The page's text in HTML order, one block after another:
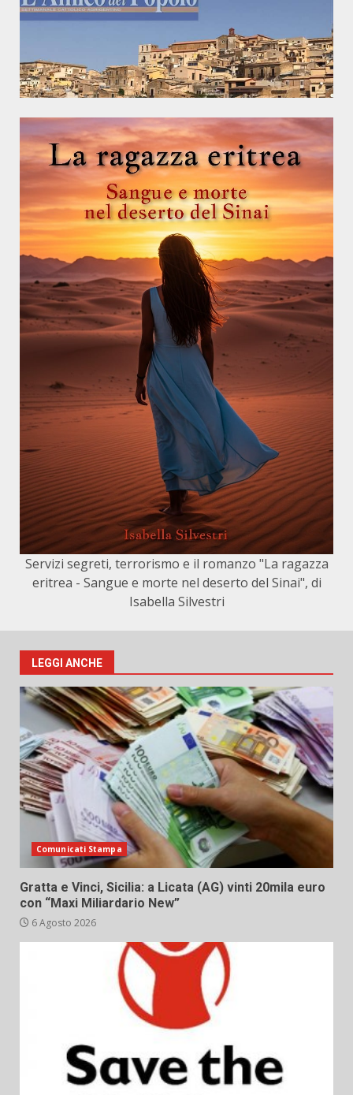
Servizi segreti, terrorismo e il romanzo "La ragazza
eritrea - Sangue e morte nel deserto del Sinai", di
Isabella Silvestri
LEGGI ANCHE
Comunicati Stampa
Gratta e Vinci, Sicilia: a Licata (AG) vinti 20mila euro
con “Maxi Miliardario New”
6 Agosto 2026